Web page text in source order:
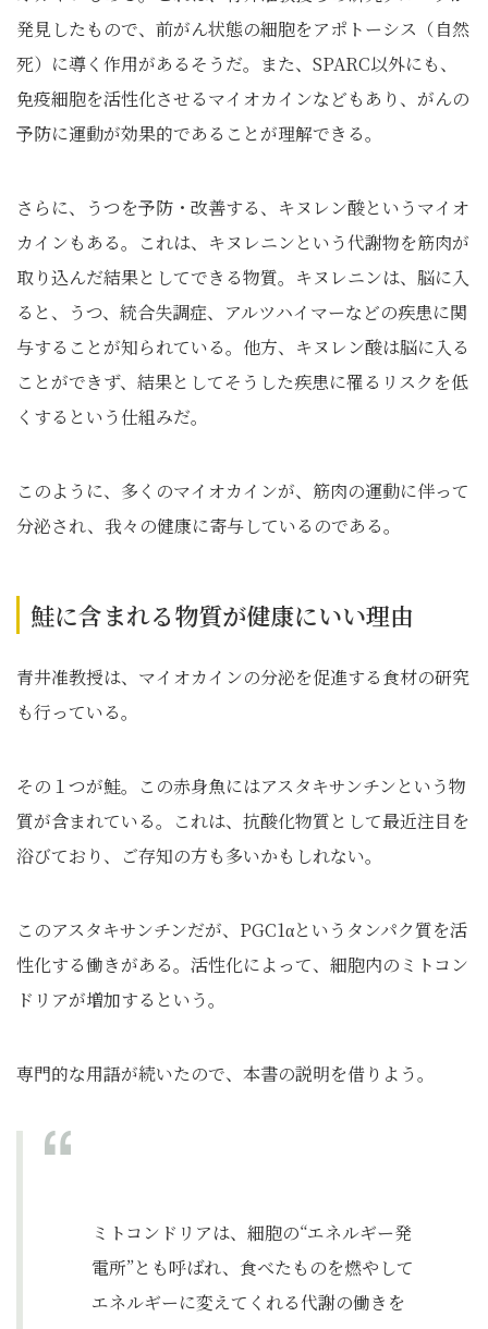
発見したもので、前がん状態の細胞をアポトーシス（自然
死）に導く作用があるそうだ。また、SPARC以外にも、
免疫細胞を活性化させるマイオカインなどもあり、がんの
予防に運動が効果的であることが理解できる。
さらに、うつを予防・改善する、キヌレン酸というマイオ
カインもある。これは、キヌレニンという代謝物を筋肉が
取り込んだ結果としてできる物質。キヌレニンは、脳に入
ると、うつ、統合失調症、アルツハイマーなどの疾患に関
与することが知られている。他方、キヌレン酸は脳に入る
ことができず、結果としてそうした疾患に罹るリスクを低
くするという仕組みだ。
このように、多くのマイオカインが、筋肉の運動に伴って
分泌され、我々の健康に寄与しているのである。
鮭に含まれる物質が健康にいい理由
青井准教授は、マイオカインの分泌を促進する食材の研究
も行っている。
その１つが鮭。この赤身魚にはアスタキサンチンという物
質が含まれている。これは、抗酸化物質として最近注目を
浴びており、ご存知の方も多いかもしれない。
このアスタキサンチンだが、PGC1αというタンパク質を活
性化する働きがある。活性化によって、細胞内のミトコン
ドリアが増加するという。
専門的な用語が続いたので、本書の説明を借りよう。
ミトコンドリアは、細胞の“エネルギー発
電所”とも呼ばれ、食べたものを燃やして
エネルギーに変えてくれる代謝の働きを